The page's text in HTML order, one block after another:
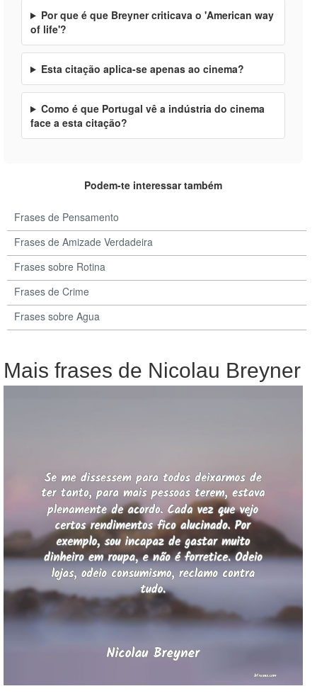
Por que é que Breyner criticava o 'American way
of life'?
Esta citação aplica-se apenas ao cinema?
Como é que Portugal vê a indústria do cinema
face a esta citação?
Podem-te interessar também
Frases de Pensamento
Frases de Amizade Verdadeira
Frases sobre Rotina
Frases de Crime
Frases sobre Agua
Mais frases de Nicolau Breyner